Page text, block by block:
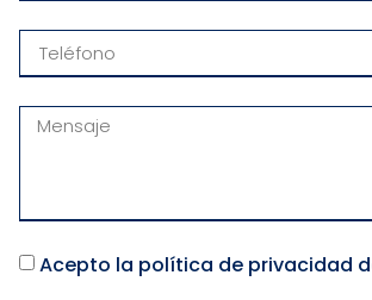
Acepto la política de privacidad